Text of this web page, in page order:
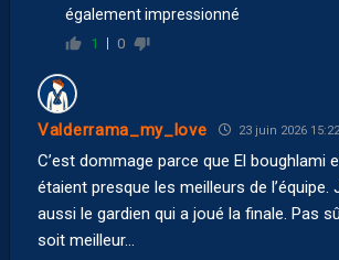
également impressionné
1 0
Valderrama_my_love 23 juin 2026 15:22
C’est dommage parce que El boughlami
étaient presque les meilleurs de l’équipe.
aussi le gardien qui a joué la finale. Pas
soit meilleur…